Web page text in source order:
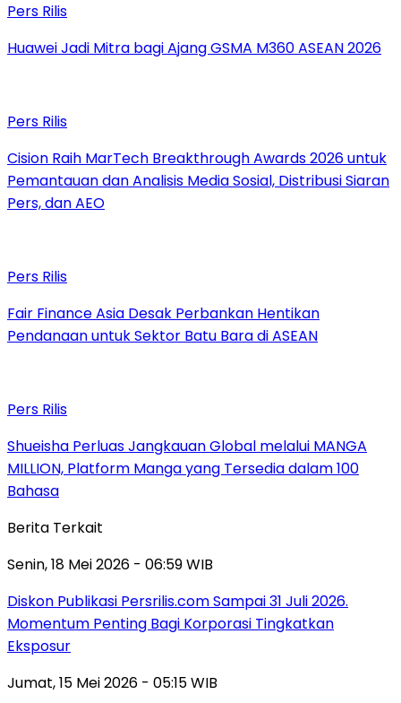
Pers Rilis
Huawei Jadi Mitra bagi Ajang GSMA M360 ASEAN 2026
Pers Rilis
Cision Raih MarTech Breakthrough Awards 2026 untuk
Pemantauan dan Analisis Media Sosial, Distribusi Siaran
Pers, dan AEO
Pers Rilis
Fair Finance Asia Desak Perbankan Hentikan
Pendanaan untuk Sektor Batu Bara di ASEAN
Pers Rilis
Shueisha Perluas Jangkauan Global melalui MANGA
MILLION, Platform Manga yang Tersedia dalam 100
Bahasa
Berita Terkait
Senin, 18 Mei 2026 - 06:59 WIB
Diskon Publikasi Persrilis.com Sampai 31 Juli 2026.
Momentum Penting Bagi Korporasi Tingkatkan
Eksposur
Jumat, 15 Mei 2026 - 05:15 WIB